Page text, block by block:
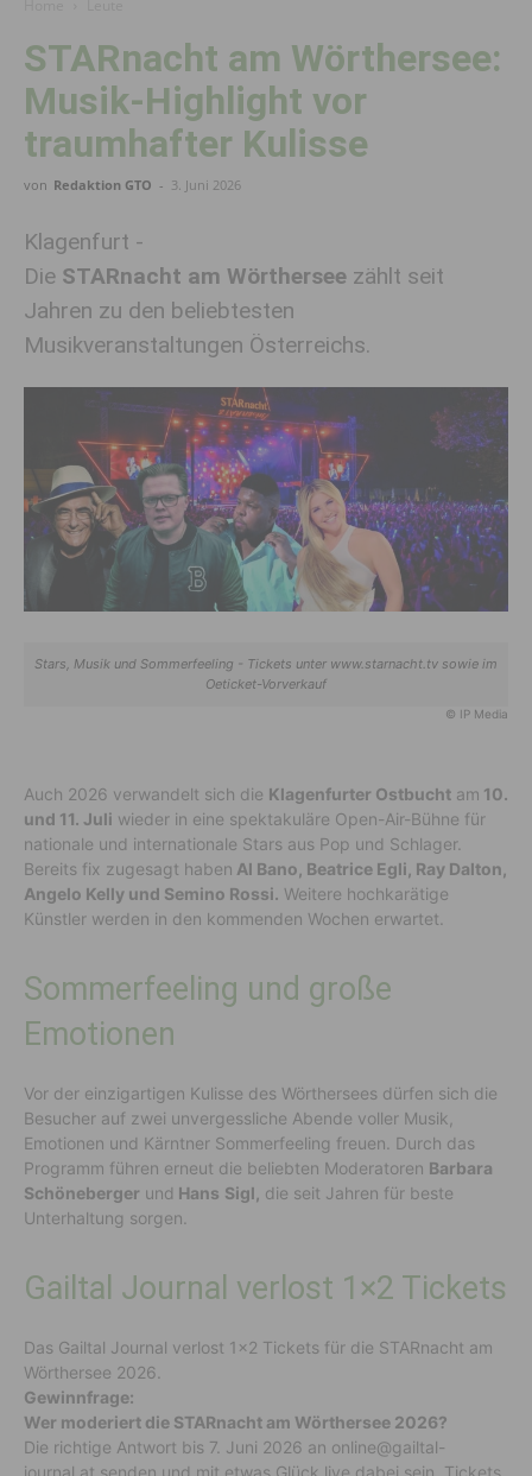
STARnacht am Wörthersee:
Musik-Highlight vor
traumhafter Kulisse
von Redaktion GTO - 3. Juni 2026
Klagenfurt -
Die STARnacht am Wörthersee zählt seit
Jahren zu den beliebtesten
Musikveranstaltungen Österreichs.
Stars, Musik und Sommerfeeling - Tickets unter www.starnacht.tv sowie im
Oeticket-Vorverkauf
© IP Media
Auch 2026 verwandelt sich die Klagenfurter Ostbucht am 10.
und 11. Juli wieder in eine spektakuläre Open-Air-Bühne für
nationale und internationale Stars aus Pop und Schlager.
Bereits fix zugesagt haben Al Bano, Beatrice Egli, Ray Dalton,
Angelo Kelly und Semino Rossi. Weitere hochkarätige
Künstler werden in den kommenden Wochen erwartet.
Sommerfeeling und große
Emotionen
Vor der einzigartigen Kulisse des Wörthersees dürfen sich die
Besucher auf zwei unvergessliche Abende voller Musik,
Emotionen und Kärntner Sommerfeeling freuen. Durch das
Programm führen erneut die beliebten Moderatoren Barbara
Schöneberger und Hans Sigl, die seit Jahren für beste
Unterhaltung sorgen.
Gailtal Journal verlost 1×2 Tickets
Das Gailtal Journal verlost 1×2 Tickets für die STARnacht am
Wörthersee 2026.
Gewinnfrage:
Wer moderiert die STARnacht am Wörthersee 2026?
Die richtige Antwort bis 7. Juni 2026 an online@gailtal-
journal.at senden und mit etwas Glück live dabei sein. Tickets